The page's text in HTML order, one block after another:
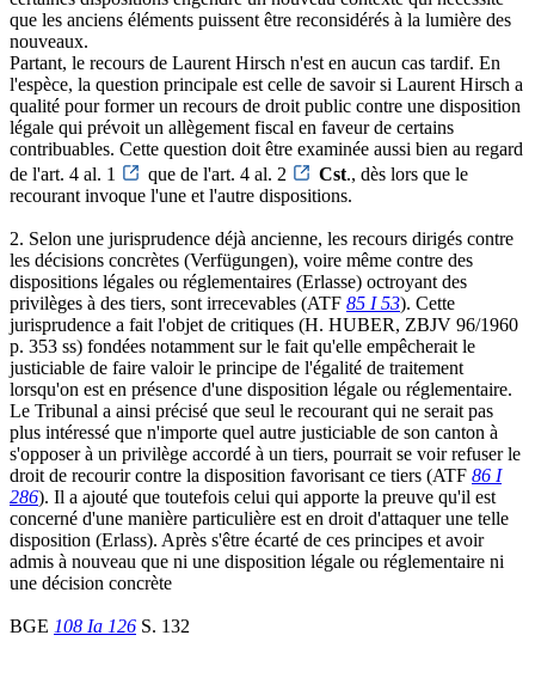
que les anciens éléments puissent être reconsidérés à la lumière des
nouveaux.
Partant, le recours de Laurent Hirsch n'est en aucun cas tardif. En
l'espèce, la question principale est celle de savoir si Laurent Hirsch a
qualité pour former un recours de droit public contre une disposition
légale qui prévoit un allègement fiscal en faveur de certains
contribuables. Cette question doit être examinée aussi bien au regard
de l'art. 4 al. 1
que de l'art. 4 al. 2 Cst., dès lors que le
recourant invoque l'une et l'autre dispositions.
2. Selon une jurisprudence déjà ancienne, les recours dirigés contre
les décisions concrètes (Verfügungen), voire même contre des
dispositions légales ou réglementaires (Erlasse) octroyant des
privilèges à des tiers, sont irrecevables (ATF 85 I 53). Cette
jurisprudence a fait l'objet de critiques (H. HUBER, ZBJV 96/1960
p. 353 ss) fondées notamment sur le fait qu'elle empêcherait le
justiciable de faire valoir le principe de l'égalité de traitement
lorsqu'on est en présence d'une disposition légale ou réglementaire.
Le Tribunal a ainsi précisé que seul le recourant qui ne serait pas
plus intéressé que n'importe quel autre justiciable de son canton à
s'opposer à un privilège accordé à un tiers, pourrait se voir refuser le
droit de recourir contre la disposition favorisant ce tiers (ATF 86 I
286). Il a ajouté que toutefois celui qui apporte la preuve qu'il est
concerné d'une manière particulière est en droit d'attaquer une telle
disposition (Erlass). Après s'être écarté de ces principes et avoir
admis à nouveau que ni une disposition légale ou réglementaire ni
une décision concrète
BGE 108 Ia 126 S. 132